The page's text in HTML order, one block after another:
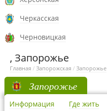
Черкасская
Черновицкая
, Запорожье
Главная / Запорожская / Запорожье
Запорожье
Информация Где жить